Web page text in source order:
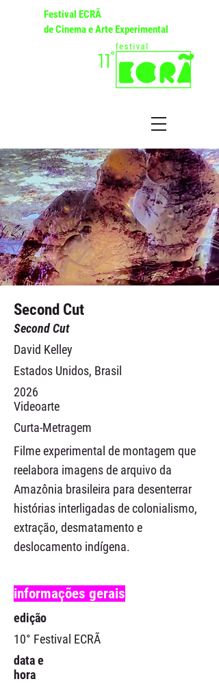
Festival ECRÃ
de Cinema e Arte Experimental
Second Cut
Second Cut
David Kelley
Estados Unidos, Brasil
2026
Videoarte
Curta-Metragem
Filme experimental de montagem que
reelabora imagens de arquivo da
Amazônia brasileira para desenterrar
histórias interligadas de colonialismo,
extração, desmatamento e
deslocamento indígena.
informações gerais
edição
10° Festival ECRÃ
data e
hora